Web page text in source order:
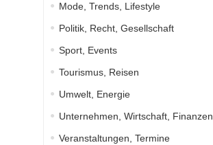
Mode, Trends, Lifestyle
Politik, Recht, Gesellschaft
Sport, Events
Tourismus, Reisen
Umwelt, Energie
Unternehmen, Wirtschaft, Finanzen
Veranstaltungen, Termine